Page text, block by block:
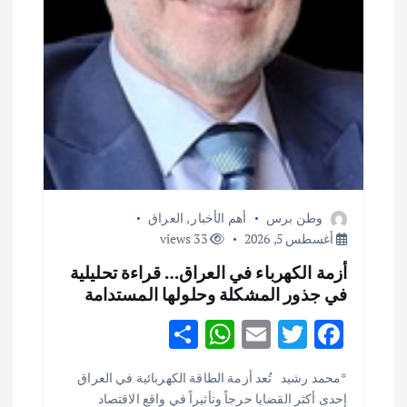
وطن برس أهم الأخبار , العراق
أغسطس 5, 2026
33 views
أزمة الكهرباء في العراق… قراءة تحليلية
في جذور المشكلة وحلولها المستدامة
F
e
T
w
it
E
m
ai
W
h
at
S
h
ar
*محمد رشيد تُعد أزمة الطاقة الكهربائية في العراق
إحدى أكثر القضايا حرجاً وتأثيراً في واقع الاقتصاد
ثقافة وفنون
اختتام ورشة السينوغرافيا في مدينة كلباء الاماراتية